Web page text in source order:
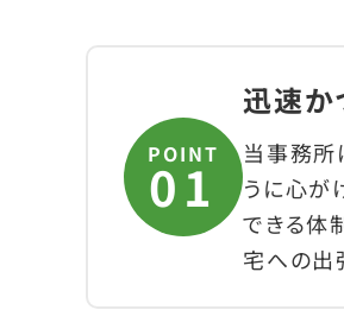
POINT
迅速か
当事務所
うに心が
できる体
宅への出